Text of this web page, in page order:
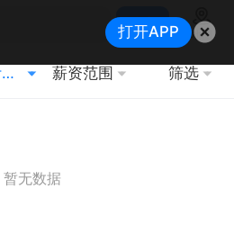
搜索
地图
机械设计与制造 薪资范围 筛选
暂无数据
打开APP